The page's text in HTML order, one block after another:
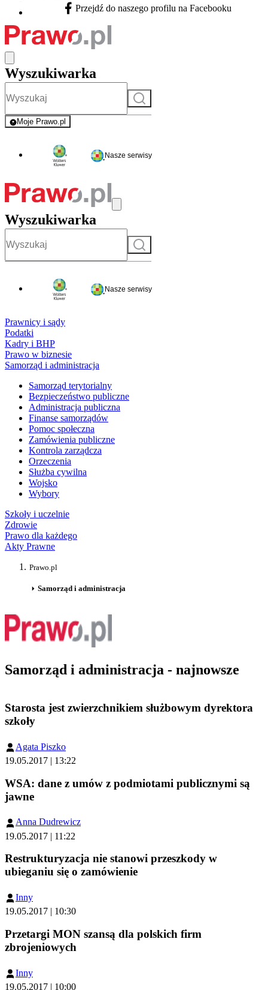
Facebook - otwiera się w nowej karcie
Przejdź do naszego profilu na Facebooku
Wyszukiwarka
Szukaj
Moje Prawo.pl
- rejestracja i logowanie do serwisu
Nasze serwisy
Wyszukiwarka
Szukaj
Nasze serwisy
Prawnicy i sądy
Podatki
Kadry i BHP
Prawo w biznesie
Samorząd i administracja
Samorząd terytorialny
Bezpieczeństwo publiczne
Administracja publiczna
Finanse samorządów
Pomoc społeczna
Zamówienia publiczne
Kontrola zarządcza
Orzeczenia
Służba cywilna
Wojsko
Wybory
Szkoły i uczelnie
Zdrowie
Prawo dla każdego
Akty Prawne
Prawo.pl
Samorząd i administracja
Samorząd i administracja - najnowsze
Starosta jest zwierzchnikiem służbowym dyrektora
szkoły
Agata Piszko
19.05.2017 | 13:22
WSA: dane z umów z podmiotami publicznymi są
jawne
Anna Dudrewicz
19.05.2017 | 11:22
Restrukturyzacja nie stanowi przeszkody w
ubieganiu się o zamówienie
Inny
19.05.2017 | 10:30
Przetargi MON szansą dla polskich firm
zbrojeniowych
Inny
19.05.2017 | 10:00